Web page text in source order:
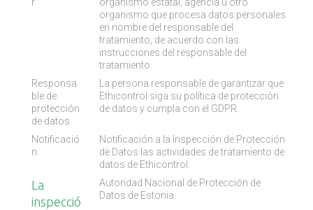
organismo que procesa datos personales
en nombre del responsable del
tratamiento, de acuerdo con las
instrucciones del responsable del
tratamiento.
Responsa
ble de
protección
de datos
La persona responsable de garantizar que
Ethicontrol siga su política de protección
de datos y cumpla con el GDPR.
Notificació
n
Notificación a la Inspección de Protección
de Datos las actividades de tratamiento de
datos de Ethicontrol.
La
inspecció
Autoridad Nacional de Protección de
Datos de Estonia.